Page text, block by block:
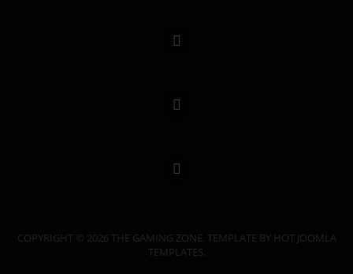
COPYRIGHT © 2026 THE GAMING ZONE. TEMPLATE BY HOT JOOMLA
TEMPLATES.